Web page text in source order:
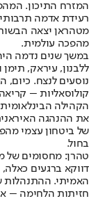
רעידת אדמה
מטהראן יצאה
מהפכה עולמית.
במשך שנים נדמה
ללבנון, עיראק,
נוסעים לנצח. כיום,
קולוסאליות –
הקהילה הבינלאומית
את ההנהגה
של ביטחון עצמי
בחול.
טהרן: מחסומים של
דווקא ברגעים
האמיתי. ההתנהלות
חזיתות הלחימה –